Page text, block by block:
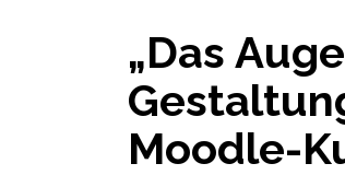
„Das
Moodle-